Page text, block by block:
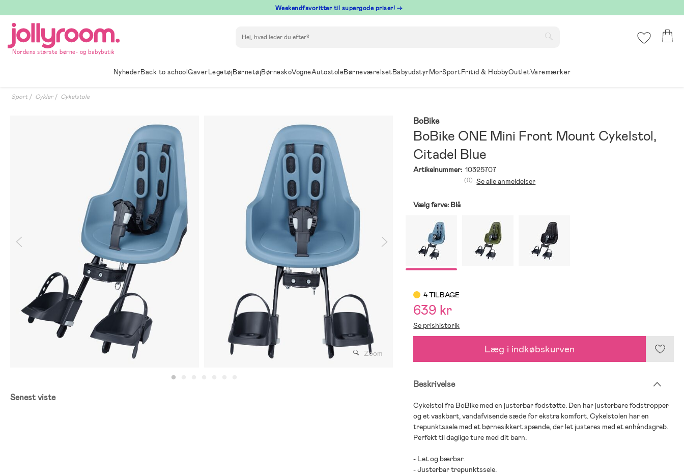
till
innehållet
⁠ Weekendfavoritter til supergode priser! →
Nordens største børne- og babybutik
NyhederBack to schoolGaverLegetøjBørnetøjBørneskoVogneAutostoleBørneværelsetBabyudstyrMorSportFritid & HobbyOutletVaremærker
Sport Cykler Cykelstole
Zoom
Senest viste
BoBike
BoBike ONE Mini Front Mount Cykelstol,
Citadel Blue
Artikelnummer: 10325707
(0) Se alle anmeldelser
Vælg farve: Blå
4 TILBAGE
639 kr
Se prishistorik
Læg i indkøbskurven
Beskrivelse
Cykelstol fra BoBike med en justerbar fodstøtte. Den har justerbare fodstropper
og et vaskbart, vandafvisende sæde for ekstra komfort. Cykelstolen har en
trepunktssele med et børnesikkert spænde, der let justeres med et enhåndsgreb.
Perfekt til daglige ture med dit barn.
- Let og bærbar.
- Justerbar trepunktssele.